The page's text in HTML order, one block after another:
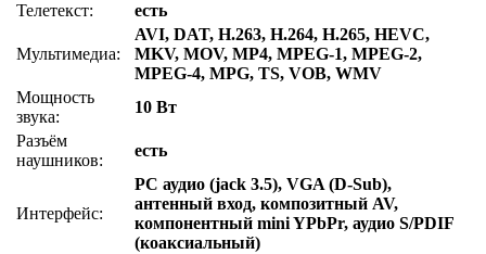
Телетекст:
есть
Мультимедиа:
AVI, DAT, H.263, H.264, H.265, HEVC,
MKV, MOV, MP4, MPEG-1, MPEG-2,
MPEG-4, MPG, TS, VOB, WMV
Мощность
звука:
10 Вт
Разъём
наушников:
есть
Интерфейс:
PC аудио (jack 3.5), VGA (D-Sub),
антенный вход, композитный AV,
компонентный mini YPbPr, аудио S/PDIF
(коаксиальный)